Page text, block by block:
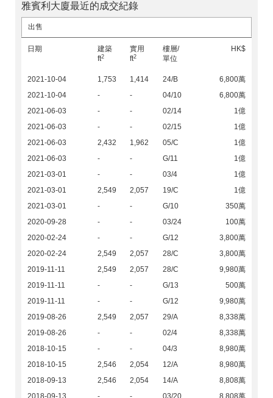
雅賓利大廈最近的成交紀錄
出售
日期
建築
ft2
實用
ft2
樓層/
單位
HK$
2021-10-04 1,753 1,414 24/B
6,800萬
2021-10-04
- - 04/10
6,800萬
2021-06-03
- - 02/14
1億
2021-06-03
- - 02/15
1億
2021-06-03
2,432 1,962 05/C
1億
2021-06-03
- - G/11
1億
2021-03-01
- - 03/4
1億
2021-03-01
2,549 2,057 19/C
1億
2021-03-01
- - G/10
350萬
2020-09-28
- - 03/24
100萬
2020-02-24
- - G/12
3,800萬
2020-02-24
2,549 2,057 28/C
3,800萬
2019-11-11
2,549 2,057 28/C
9,980萬
2019-11-11
- - G/13
500萬
2019-11-11
- - G/12
9,980萬
2019-08-26
2,549 2,057 29/A
8,338萬
2019-08-26
- - 02/4
8,338萬
2018-10-15
- - 04/3
8,980萬
2018-10-15
2,546 2,054 12/A
8,980萬
2018-09-13
2,546 2,054 14/A
8,808萬